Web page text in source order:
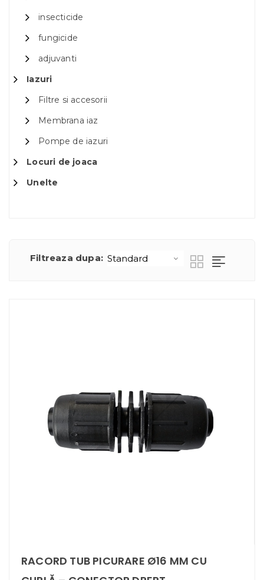
insecticide
fungicide
adjuvanti
Iazuri
Filtre si accesorii
Membrana iaz
Pompe de iazuri
Locuri de joaca
Unelte
Filtreaza dupa:
RACORD TUB PICURARE Ø16 MM CU